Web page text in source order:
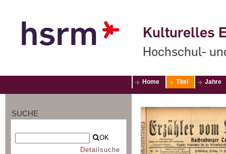
Kulturelles
Hochschul-
Home Titel Jahre
SUCHE
OK
Detailsuche